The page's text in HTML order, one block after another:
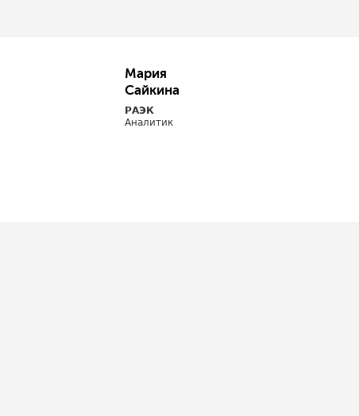
Мария
Сайкина
РАЭК
Аналитик